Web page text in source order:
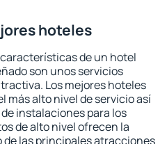
hoteles
de un hotel
son unos servicios
Los mejores hoteles
más alto nivel de servicio así
instalaciones para los
de alto nivel ofrecen la
de las principales atracciones